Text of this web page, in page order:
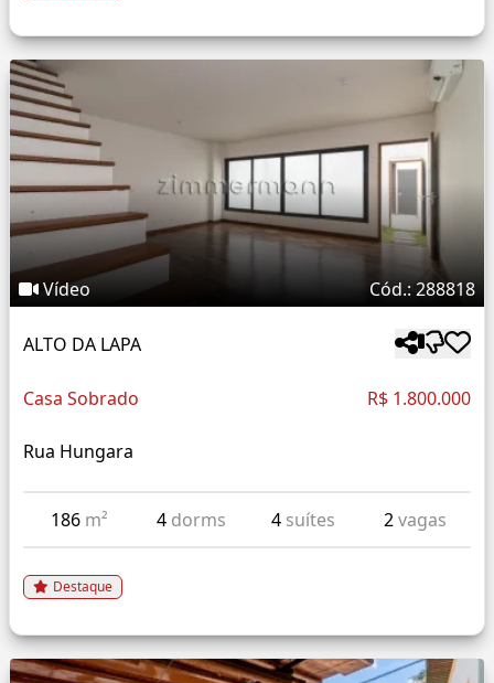
Vídeo Cód.: 288818
ALTO DA LAPA
Casa Sobrado R$ 1.800.000
Rua Hungara
186 m² 4 dorms 4 suítes 2vagas
Destaque